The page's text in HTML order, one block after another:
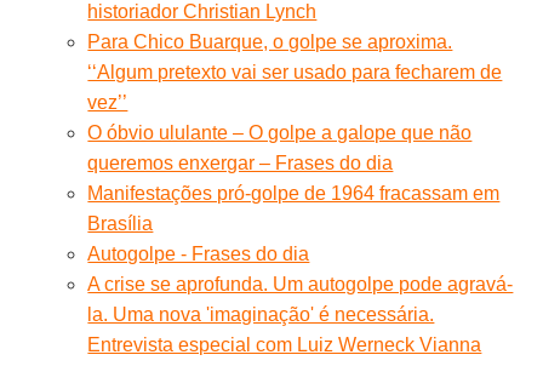
historiador Christian Lynch
Para Chico Buarque, o golpe se aproxima.
‘‘Algum pretexto vai ser usado para fecharem de
vez’’
O óbvio ululante – O golpe a galope que não
queremos enxergar – Frases do dia
Manifestações pró-golpe de 1964 fracassam em
Brasília
Autogolpe - Frases do dia
A crise se aprofunda. Um autogolpe pode agravá-
la. Uma nova 'imaginação' é necessária.
Entrevista especial com Luiz Werneck Vianna